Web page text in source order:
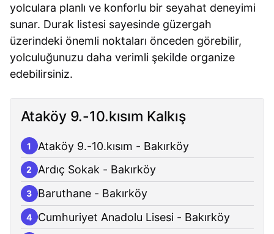
yolculara planlı ve konforlu bir seyahat deneyimi
sunar. Durak listesi sayesinde güzergah
üzerindeki önemli noktaları önceden görebilir,
yolculuğunuzu daha verimli şekilde organize
edebilirsiniz.
Ataköy 9.-10.kısım Kalkış
1 Ataköy 9.-10.kısım - Bakırköy
2 Ardıç Sokak - Bakırköy
3 Baruthane - Bakırköy
4 Cumhuriyet Anadolu Lisesi - Bakırköy